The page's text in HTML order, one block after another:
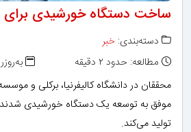
ساخت دستگاه خورشیدی برای
دسته‌بندی: خبر
مطالعه: حدود ۲ دقیقه
محققان در دانشگاه کالیفرنیا، برکلی و
موفق به توسعه یک دستگاه خورشیدی
تولید می‌کند.